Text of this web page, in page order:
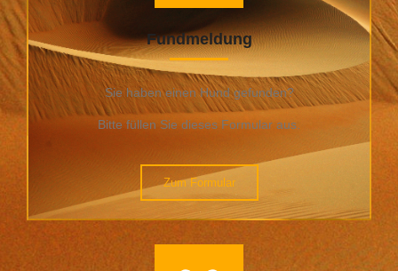
Fundmeldung
Sie haben einen Hund gefunden?
Bitte füllen Sie dieses Formular aus.
Zum Formular